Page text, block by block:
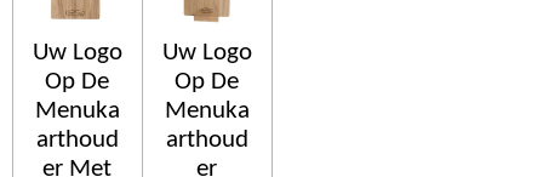
Uw Logo
Op De
Menuka
arthoud
er Met
Uw Logo
Op De
Menuka
arthoud
er